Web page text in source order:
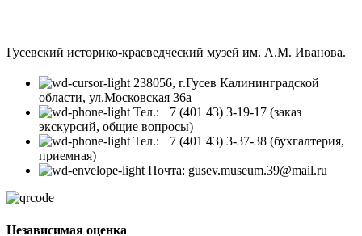
Гусевский историко-краеведческий музей им. А.М. Иванова.
238056, г.Гусев Калининградской
области, ул.Московская 36а
Тел.: +7 (401 43) 3-19-17 (заказ
экскурсий, общие вопросы)
Тел.: +7 (401 43) 3-37-38 (бухгалтерия,
приемная)
Почта: gusev.museum.39@mail.ru
Независимая оценка